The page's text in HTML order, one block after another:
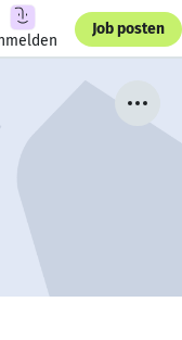
Job posten